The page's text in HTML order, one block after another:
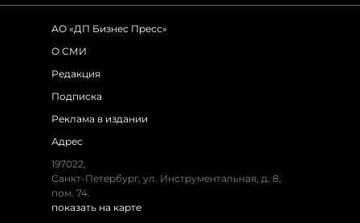
АО «ДП Бизнес Пресс»
О СМИ
Редакция
Подписка
Реклама в издании
Адрес
197022,
Санкт-Петербург, ул. Инструментальная, д. 8,
пом. 74.
показать на карте